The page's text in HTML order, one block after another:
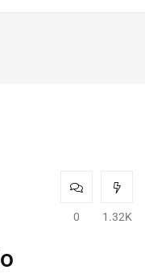
0 1.32K